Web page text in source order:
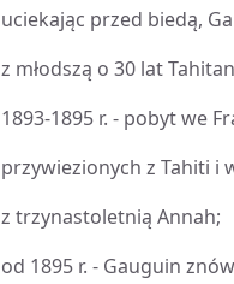
uciekając przed biedą,
z młodszą o 30 lat
1893-1895 r. - pobyt we
przywiezionych z Tahiti i
z trzynastoletnią Annah;
od 1895 r. - Gauguin